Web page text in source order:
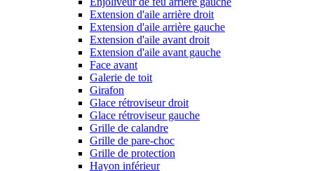
Extension d'aile arrière droit
Extension d'aile arrière gauche
Extension d'aile avant droit
Extension d'aile avant gauche
Face avant
Galerie de toit
Girafon
Glace rétroviseur droit
Glace rétroviseur gauche
Grille de calandre
Grille de pare-choc
Grille de protection
Hayon inférieur